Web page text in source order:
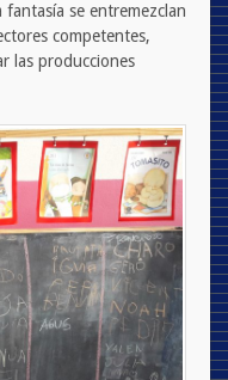
se entremezclan
competentes,
las producciones